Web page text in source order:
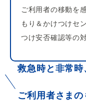
ご利用者の移動を
もり＆かけつけセ
つけ安否確認等の
救急時と非常
ご利用者さま